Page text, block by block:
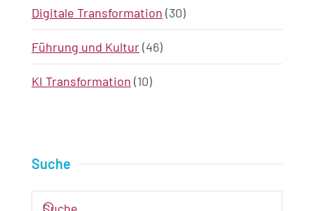
Digitale Transformation (30)
Führung und Kultur(46)
KI Transformation (10)
Suche